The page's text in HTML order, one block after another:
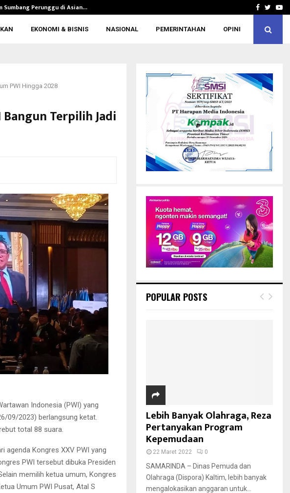
Perunggu di Asian… Silaturahmi ke Rusdiansyah Aras, KONI
Facebook
EKONOMI & BISNIS NASIONAL PEMERINTAHAN OPINI
PWI Hingga 2028
Terpilih Jadi
Indonesia (PWI) yang
09/2023) berlangsung ketat.
total 88 suara.
agenda Kongres XXV PWI yang
PWI tersebut dibuka Presiden
memilih ketua umum, Kongres
Umum PWI Pusat, Atal S
POPULAR POSTS
Lebih Banyak Olahraga, Reza
Pertanyakan Program
Kepemudaan
22 Maret 2022 0
SAMARINDA – Dinas Pemuda dan
Olahraga (Dispora) Kaltim, lebih banyak
mengalokasikan anggaran untuk...